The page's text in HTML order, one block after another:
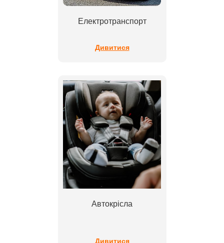
Електротранспорт
Дивитися
Автокрісла
Дивитися